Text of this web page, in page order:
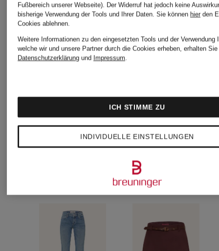
57,79 €
Ursprünglich:
99 €
28,04 €
Fußbereich unserer Webseite). Der Widerruf hat jedoch keine
bisherige Verwendung der Tools und Ihrer Daten. Sie können hier den
Cookies ablehnen.
Weitere Informationen zu den eingesetzten Tools und der Verwendung
welche wir und unsere Partner durch die Cookies erheben, erhalten
Datenschutzerklärung und Impressum.
INDIVIDUELLE EINSTELLUNGEN
ICH STIMME ZU